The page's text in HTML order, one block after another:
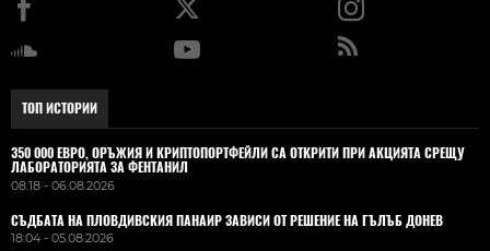
ТОП ИСТОРИИ
350 000 ЕВРО, ОРЪЖИЯ И КРИПТОПОРТФЕЙЛИ СА ОТКРИТИ ПРИ АКЦИЯТА СРЕЩУ
ЛАБОРАТОРИЯТА ЗА ФЕНТАНИЛ
08:18 - 06.08.2026
СЪДБАТА НА ПЛОВДИВСКИЯ ПАНАИР ЗАВИСИ ОТ РЕШЕНИЕ НА ГЪЛЪБ ДОНЕВ
18:04 - 05.08.2026